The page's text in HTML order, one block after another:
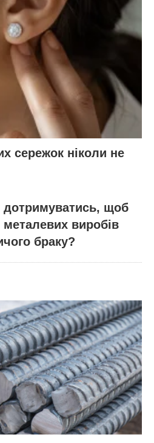
сережок ніколи не
дотримуватись, щоб
металевих виробів
браку?